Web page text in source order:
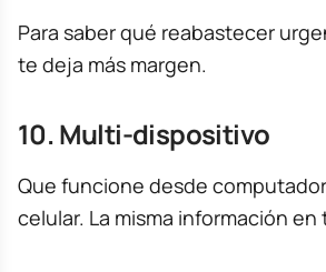
Para saber qué reabastecer
te deja más margen.
10. Multi-dispositivo
Que funcione desde
celular. La misma información en